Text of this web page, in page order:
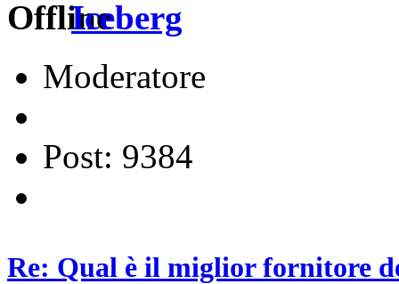
Iceberg
Moderatore
Post: 9384
Re: Qual è il miglior fornitore